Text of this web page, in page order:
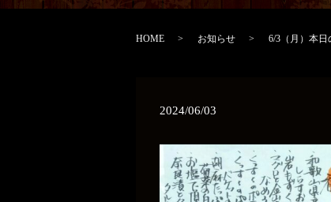
HOME お知らせ 6/3（月）本日
2024/06/03